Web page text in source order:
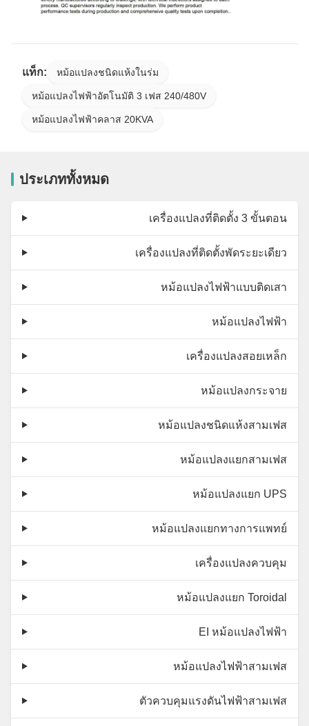
แท็ก: หม้อแปลงชนิดแห้งในร่ม
หม้อแปลงไฟฟ้าอัตโนมัติ 3 เฟส 240/480V
หม้อแปลงไฟฟ้าคลาส 20KVA
ประเภททั้งหมด
เครื่องแปลงที่ติดตั้ง 3 ขั้นตอน
เครื่องแปลงที่ติดตั้งพัดระยะเดียว
หม้อแปลงไฟฟ้าแบบติดเสา
หม้อแปลงไฟฟ้า
เครื่องแปลงสอยเหล็ก
หม้อแปลงกระจาย
หม้อแปลงชนิดแห้งสามเฟส
หม้อแปลงแยกสามเฟส
หม้อแปลงแยก UPS
หม้อแปลงแยกทางการแพทย์
เครื่องแปลงควบคุม
หม้อแปลงแยก Toroidal
EI หม้อแปลงไฟฟ้า
หม้อแปลงไฟฟ้าสามเฟส
ตัวควบคุมแรงดันไฟฟ้าสามเฟส